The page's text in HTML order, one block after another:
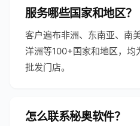
服务哪些国家和地区？
客户遍布非洲、东南亚、南
洋洲等100+国家和地区，均
批发门店。
怎么联系秘奥软件？